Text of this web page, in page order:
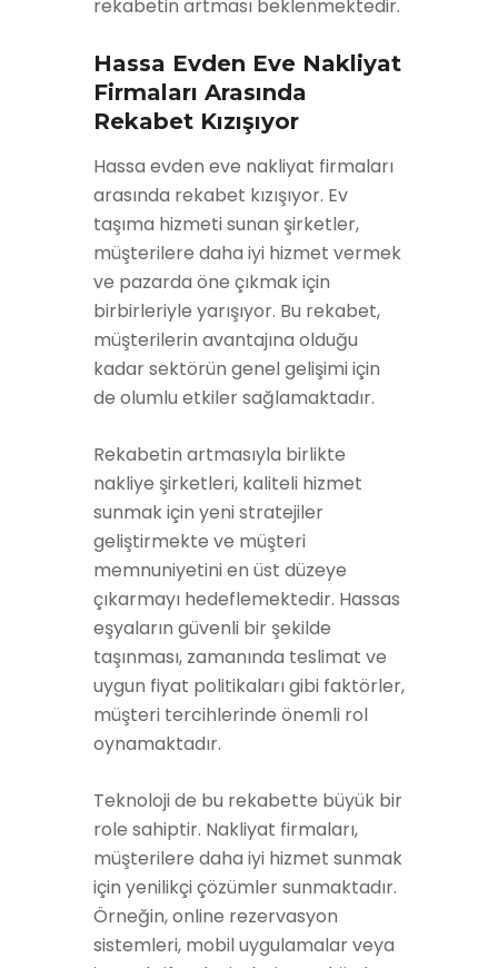
rekabetin artması beklenmektedir.
Hassa Evden Eve Nakliyat
Firmaları Arasında
Rekabet Kızışıyor
Hassa evden eve nakliyat firmaları
arasında rekabet kızışıyor. Ev
taşıma hizmeti sunan şirketler,
müşterilere daha iyi hizmet vermek
ve pazarda öne çıkmak için
birbirleriyle yarışıyor. Bu rekabet,
müşterilerin avantajına olduğu
kadar sektörün genel gelişimi için
de olumlu etkiler sağlamaktadır.
Rekabetin artmasıyla birlikte
nakliye şirketleri, kaliteli hizmet
sunmak için yeni stratejiler
geliştirmekte ve müşteri
memnuniyetini en üst düzeye
çıkarmayı hedeflemektedir. Hassas
eşyaların güvenli bir şekilde
taşınması, zamanında teslimat ve
uygun fiyat politikaları gibi faktörler,
müşteri tercihlerinde önemli rol
oynamaktadır.
Teknoloji de bu rekabette büyük bir
role sahiptir. Nakliyat firmaları,
müşterilere daha iyi hizmet sunmak
için yenilikçi çözümler sunmaktadır.
Örneğin, online rezervasyon
sistemleri, mobil uygulamalar veya